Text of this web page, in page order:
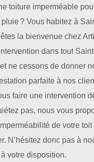
toiture imperméable
pluie ? Vous habitez à
la bienvenue chez
dans tout
ne cessons de donner
parfaite à nos
faire une intervention
pas, nous vous
de votre
N’hésitez donc pas à
votre disposition.